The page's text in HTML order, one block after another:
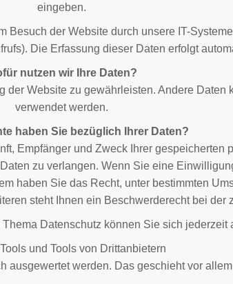
eingeben.
der Website durch unsere IT-
Die Erfassung dieser Daten erfolgt
nutzen wir Ihre Daten?
Website zu gewährleisten. Andere
verwendet werden.
haben Sie bezüglich Ihrer Daten?
Empfänger und Zweck Ihrer gespeicherten
zu verlangen. Wenn Sie eine
haben Sie das Recht, unter bestimmten
steht Ihnen ein Beschwerderecht bei der
Datenschutz können Sie sich jederzeit
und Tools von Dritt­anbietern
ausgewertet werden. Das geschieht vor